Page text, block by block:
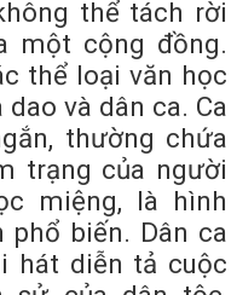
thể tách rời
một cộng đồng.
thể loại văn học
và dân ca. Ca
thường chứa
trạng của người
miệng, là hình
biến. Dân ca
hát diễn tả cuộc